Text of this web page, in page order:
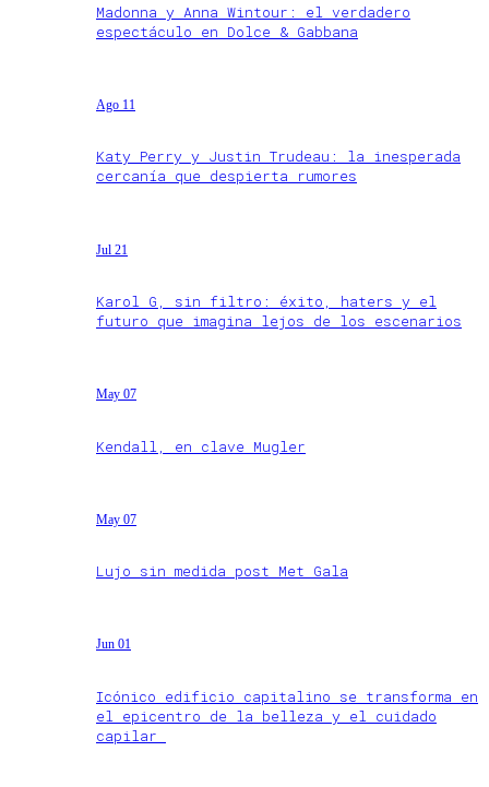
Madonna y Anna Wintour: el verdadero
espectáculo en Dolce & Gabbana
Ago 11
Katy Perry y Justin Trudeau: la inesperada
cercanía que despierta rumores
Jul 21
Karol G, sin filtro: éxito, haters y el
futuro que imagina lejos de los escenarios
May 07
Kendall, en clave Mugler
May 07
Lujo sin medida post Met Gala
Jun 01
Icónico edificio capitalino se transforma en
el epicentro de la belleza y el cuidado
capilar